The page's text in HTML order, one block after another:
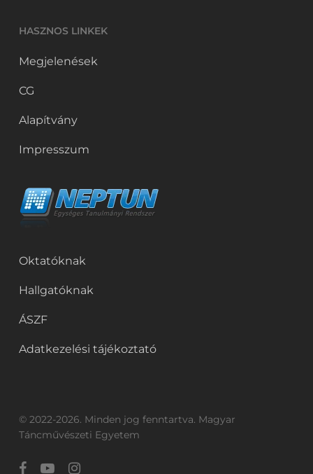
HASZNOS LINKEK
Megjelenések
CG
Alapítvány
Impresszum
Oktatóknak
Hallgatóknak
ÁSZF
Adatkezelési tájékoztató
© 2022-2026. Minden jog fenntartva. Magyar
Táncművészeti Egyetem
facebookyoutubeinstagram